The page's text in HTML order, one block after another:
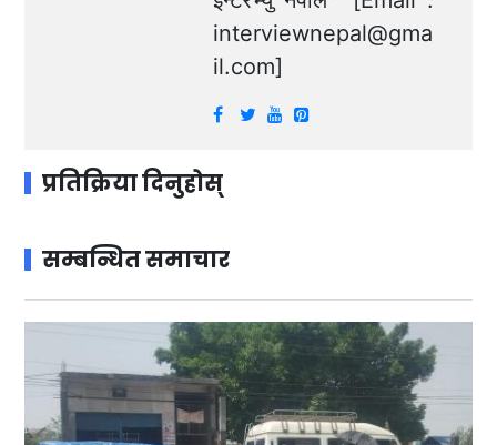
interviewnepal@gma
il.com]
प्रतिक्रिया दिनुहोस्
सम्बन्धित समाचार